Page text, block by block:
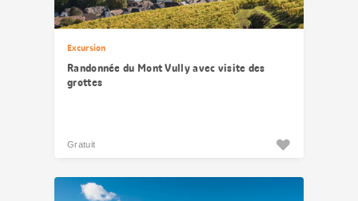
Excursion
Randonnée du Mont Vully avec visite des
grottes
Gratuit